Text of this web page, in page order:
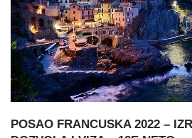
POSAO FRANCUSKA 2022 –